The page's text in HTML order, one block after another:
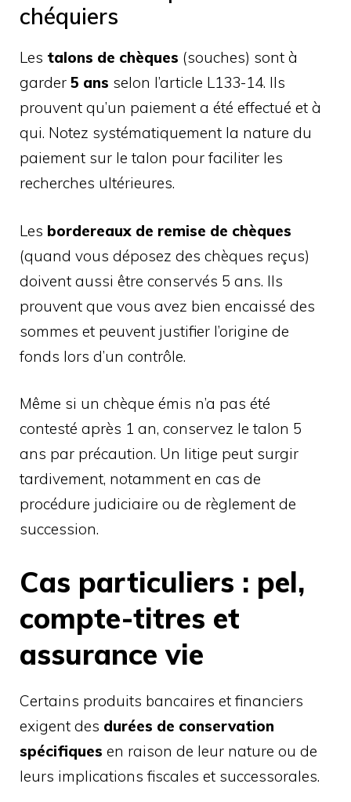
chéquiers
Les talons de chèques (souches) sont à
garder 5 ans selon l’article L133-14. Ils
prouvent qu’un paiement a été effectué et à
qui. Notez systématiquement la nature du
paiement sur le talon pour faciliter les
recherches ultérieures.
Les bordereaux de remise de chèques
(quand vous déposez des chèques reçus)
doivent aussi être conservés 5 ans. Ils
prouvent que vous avez bien encaissé des
sommes et peuvent justifier l’origine de
fonds lors d’un contrôle.
Même si un chèque émis n’a pas été
contesté après 1 an, conservez le talon 5
ans par précaution. Un litige peut surgir
tardivement, notamment en cas de
procédure judiciaire ou de règlement de
succession.
Cas particuliers : pel,
compte-titres et
assurance vie
Certains produits bancaires et financiers
exigent des durées de conservation
spécifiques en raison de leur nature ou de
leurs implications fiscales et successorales.